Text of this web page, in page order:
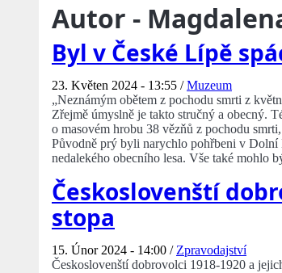
Autor -
Byl v České Lípě
23. Květen 2024 - 13:55 /Muzeum
„Neznámým obětem z pochodu smrti z
Zřejmě úmyslně je takto stručný a obecný.
o masovém hrobu 38 vězňů z pochodu
Původně prý byli narychlo pohřbeni v Dolní
nedalekého obecního lesa. Vše také mohlo
Českoslovenští
stopa
15. Únor 2024 - 14:00 /Zpravodajství
Českoslovenští dobrovolci 1918-1920 a